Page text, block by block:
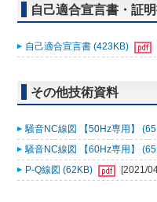
自己適合宣言書・証
自己適合宣言書 (423KB)
その他技術資料
騒音NC線図 【50Hz専用】
騒音NC線図 【60Hz専用】
P-Q線図 (62KB)
[2021/